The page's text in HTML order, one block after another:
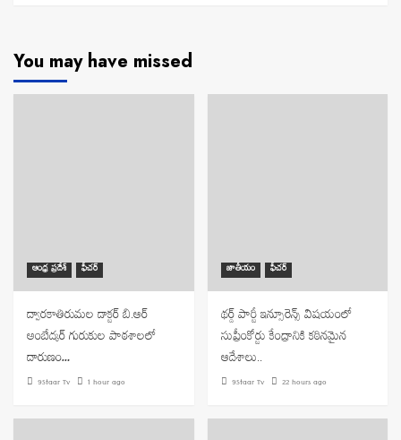
You may have missed
ఆంధ్ర ప్రదేశ్ ఫీచర్
ద్వారకాతిరుమల డాక్టర్ బి.ఆర్
అంబేద్కర్ గురుకుల పాఠశాలలో
దారుణం…
9Staar Tv 1 hour ago
జాతీయం ఫీచర్
థర్డ్ పార్టీ ఇన్సూరెన్స్ విషయంలో
సుప్రీంకోర్టు కేంద్రానికి కఠినమైన
ఆదేశాలు..
9Staar Tv 22 hours ago